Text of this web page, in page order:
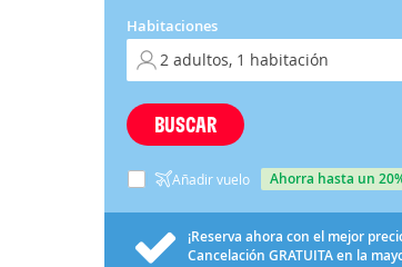
Habitaciones
BUSCAR
Añadir vuelo ahorra hasta un
¡Reserva ahora con el mejor
Cancelación GRATUITAen la